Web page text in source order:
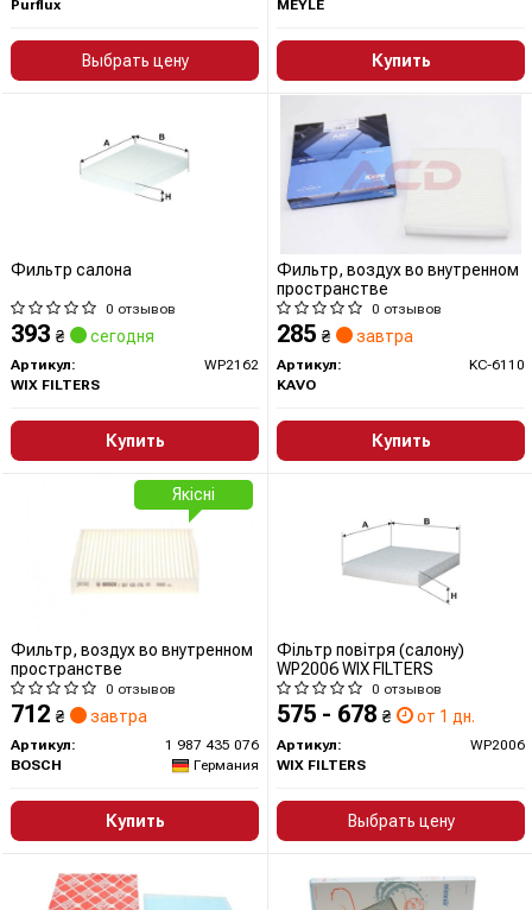
Purflux
Выбрать цену
MEYLE
Купить
Фильтр салона
0 отзывов
393 ₴ сегодня
Артикул:
WP2162
WIX FILTERS
Купить
Фильтр, воздух во внутренном
пространстве
0 отзывов
285 ₴ завтра
Артикул:
KC-6110
KAVO
Купить
Фильтр, воздух во внутренном
пространстве
0 отзывов
712 ₴ завтра
Артикул:
1 987 435 076
BOSCH
Германия
Купить
Якісні
Фільтр повітря (салону)
WP2006 WIX FILTERS
0 отзывов
575 - 678 ₴ от 1 дн.
Артикул:
WP2006
WIX FILTERS
Выбрать цену